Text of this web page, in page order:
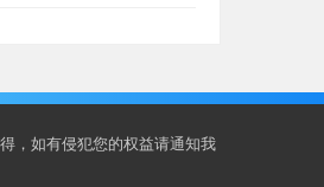
，如有侵犯您的权益请通知我